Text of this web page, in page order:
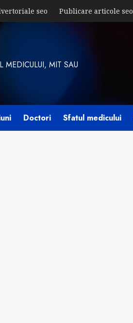
seo Publicare articole seo
MEDICULUI, MIT SAU
Doctori Sfatul medicului